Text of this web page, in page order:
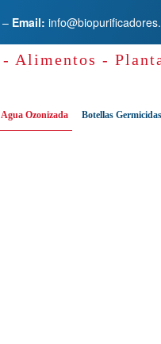
– Email:
Agua Ozonizada Botellas Germicidas